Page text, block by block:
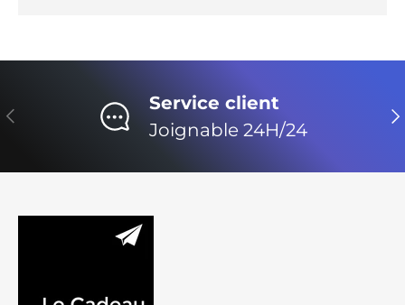
Précédent
Service client
Joignable 24H/24